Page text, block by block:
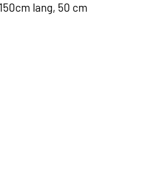
lang, 50 cm